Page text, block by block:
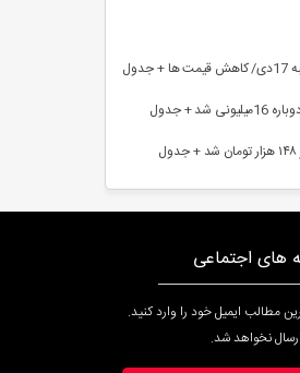
های اجتماعی
مطالب ایمیل خود را وارد کنید.
نخواهد شد.